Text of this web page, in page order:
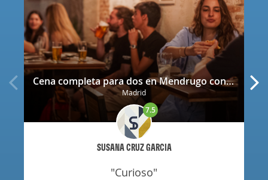
Cena completa para dos en Mendrugo con cerveza artesana incluida
Madrid
SUSANA CRUZ GARCIA
7.5
"curioso"